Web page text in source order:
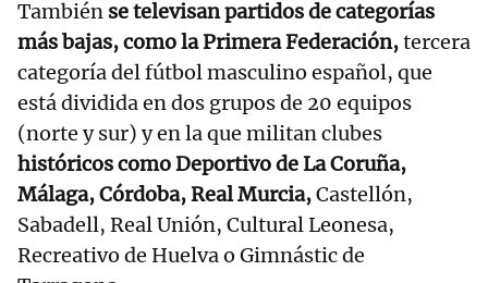
También se televisan partidos de categorías
más bajas, como la Primera Federación,tercera
categoría del fútbol masculino español, que
está dividida en dos grupos de 20 equipos
(norte y sur) y en la que militan clubes
históricos como Deportivo de La Coruña,
Málaga, Córdoba, Real Murcia,Castellón,
Sabadell, Real Unión, Cultural Leonesa,
Recreativo de Huelva o Gimnástic de